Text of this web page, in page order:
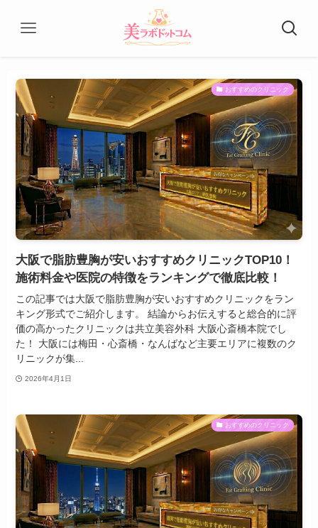
おすすめのクリニック
大阪で脂肪豊胸が安いおすすめクリニックTOP10！
施術料金や医院の特徴をランキングで徹底比較！
この記事では大阪で脂肪豊胸が安いおすすめクリニックをラン
キング形式でご紹介します。 結論からお伝えすると総合的に評
価の高かったクリニックは共立美容外科 大阪心斎橋本院でし
た！ 大阪には梅田・心斎橋・なんばなど主要エリアに複数のク
リニックが集...
2026年4月1日
おすすめのクリニック